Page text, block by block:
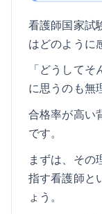
看護師国家試
はどのように
「どうして
に思うのも無
合格率が高い
です。
まずは、その
指す看護師と
ょう。